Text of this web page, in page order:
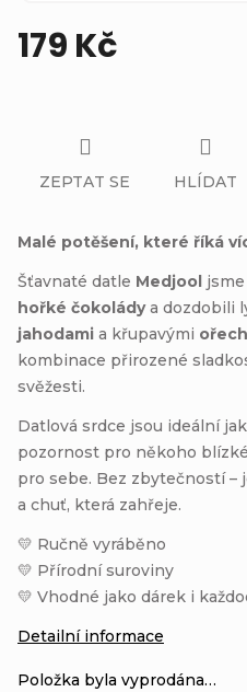
179 Kč
Položka byla vyprodána…
Malé potěšení, které říká
Šťavnaté datle Medjool
hořké čokoládya dozdobili
jahodami a křupavými
kombinace přirozené
svěžesti.
Datlová srdce jsou ideální
pozornost pro někoho
pro sebe. Bez zbytečností
a chuť, která zahřeje.
💛 Ručně vyráběno
💛 Přírodní suroviny
💛 Vhodné jako dárek i
Detailní informace
ZEPTAT SE HLÍDAT